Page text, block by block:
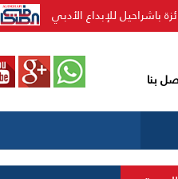
وتتوج بلقب كأس العالم
بنا